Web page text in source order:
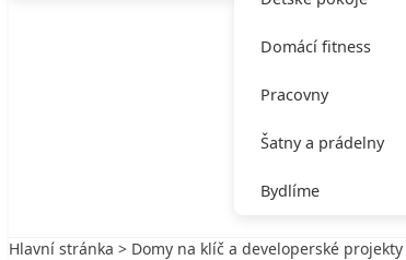
Domácí fitness
Pracovny
Šatny a prádelny
Bydlíme
Hlavní stránka > Domy na klíč a developerské projekty